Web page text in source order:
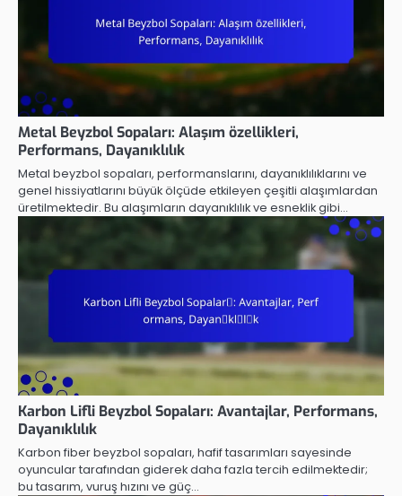
Metal Beyzbol Sopaları: Alaşım özellikleri,
Performans, Dayanıklılık
Metal beyzbol sopaları, performanslarını, dayanıklılıklarını ve
genel hissiyatlarını büyük ölçüde etkileyen çeşitli alaşımlardan
üretilmektedir. Bu alaşımların dayanıklılık ve esneklik gibi…
Karbon Lifli Beyzbol Sopaları: Avantajlar, Performans,
Dayanıklılık
Karbon fiber beyzbol sopaları, hafif tasarımları sayesinde
oyuncular tarafından giderek daha fazla tercih edilmektedir;
bu tasarım, vuruş hızını ve güç…